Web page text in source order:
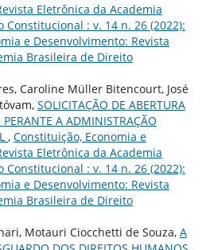
Eletrônica da Academia
: v. 14 n. 26 (2022):
e Desenvolvimento: Revista
Brasileira de Direito
Caroline Müller Bitencourt, José
SOLICITAÇÃO DE ABERTURA
PERANTE A ADMINISTRAÇÃO
, Constituição, Economia e
Eletrônica da Academia
: v. 14 n. 26 (2022):
e Desenvolvimento: Revista
Brasileira de Direito
Motauri Ciocchetti de Souza, A